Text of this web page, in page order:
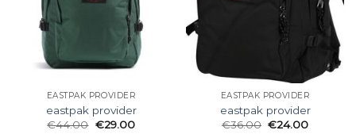
EASTPAK PROVIDER
eastpak provider
€44.00 €29.00
EASTPAK PROVIDER
eastpak provider
€36.00 €24.00